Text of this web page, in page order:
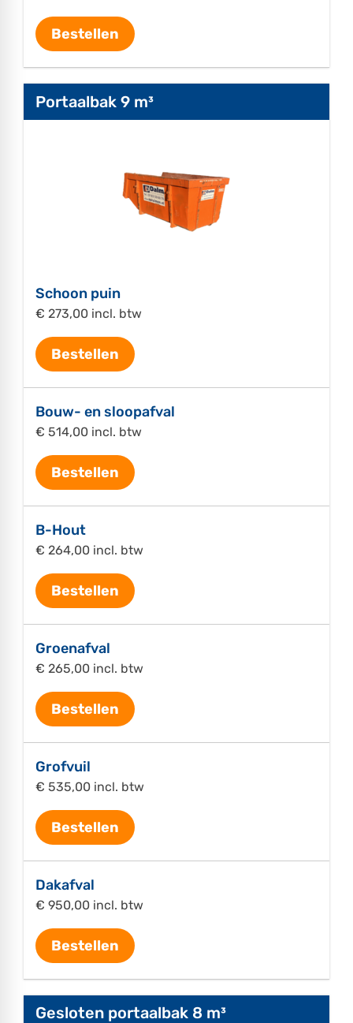
Bestellen
Portaalbak 9 m³
Schoon puin
€ 273,00 incl. btw
Bestellen
Bouw- en sloopafval
€ 514,00 incl. btw
Bestellen
B-Hout
€ 264,00 incl. btw
Bestellen
Groenafval
€ 265,00 incl. btw
Bestellen
Grofvuil
€ 535,00 incl. btw
Bestellen
Dakafval
€ 950,00 incl. btw
Bestellen
Gesloten portaalbak 8 m³